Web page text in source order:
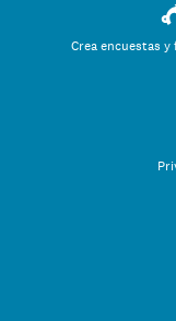
Crea encuestas